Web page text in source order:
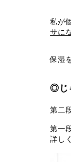
私が
サに
保湿
◎じ
第二
第一
詳し